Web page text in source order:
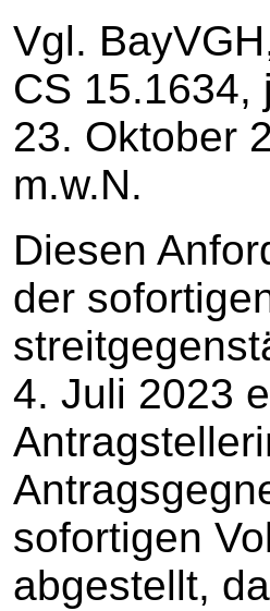
Vgl.
CS 15.1634,
23. Oktober
m.w.N.
Diesen
der
4. Juli 2023
sofortigen
abgestellt,